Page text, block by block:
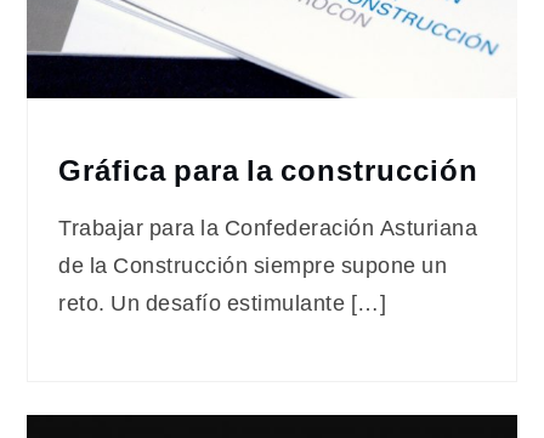
Gráfica para la construcción
Trabajar para la Confederación Asturiana
de la Construcción siempre supone un
reto. Un desafío estimulante […]